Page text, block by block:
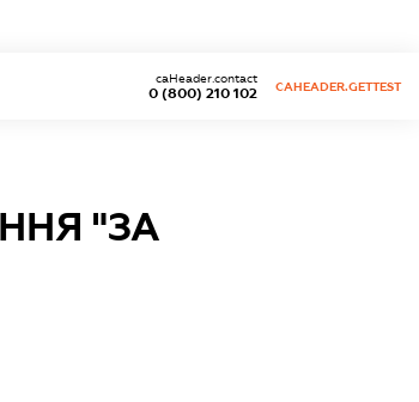
0 (800) 210 102
caHeader.contact
CAHEADER.GETTEST
"ЗА